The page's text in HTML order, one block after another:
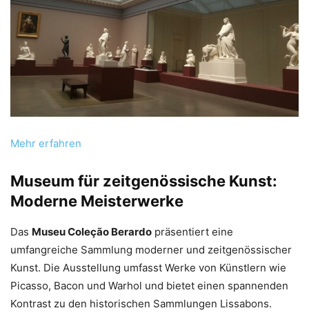
Mehr erfahren
Museum für zeitgenössische Kunst:
Moderne Meisterwerke
Das Museu Coleção Berardo präsentiert eine
umfangreiche Sammlung moderner und zeitgenössischer
Kunst. Die Ausstellung umfasst Werke von Künstlern wie
Picasso, Bacon und Warhol und bietet einen spannenden
Kontrast zu den historischen Sammlungen Lissabons.